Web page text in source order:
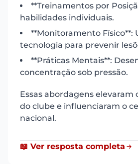
**Treinamentos por
habilidades individuais.
**Monitoramento Físico**:
tecnologia para prevenir
**Práticas Mentais**:
concentração sob pressão.
Essas abordagens elevaram
do clube e influenciaram o
nacional.
📖 Ver resposta completa